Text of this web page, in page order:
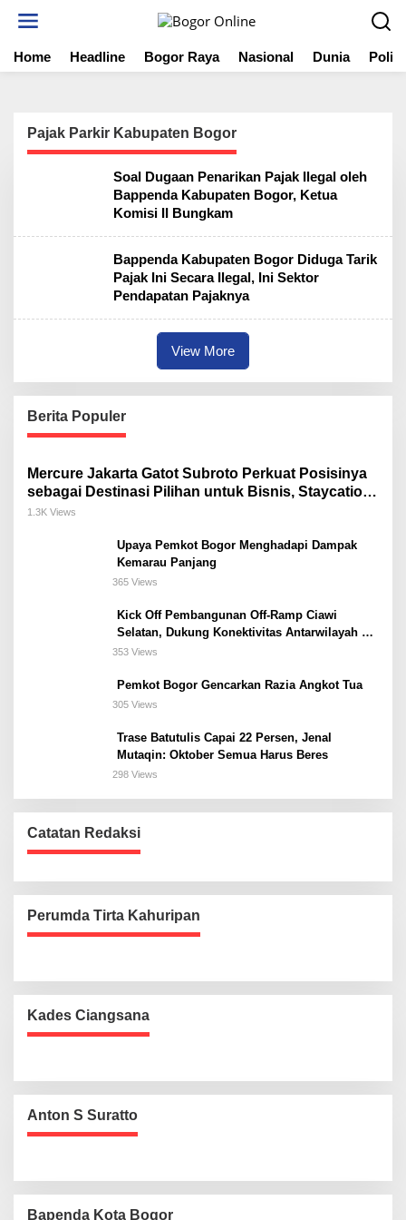
t
Home Headline Bogor Raya Nasional Dunia
Pajak Parkir Kabupaten Bogor
Soal Dugaan Penarikan Pajak Ilegal oleh
Bappenda Kabupaten Bogor, Ketua
Komisi II Bungkam
Bappenda Kabupaten Bogor Diduga Tarik
Pajak Ini Secara Ilegal, Ini Sektor
Pendapatan Pajaknya
View More
Berita Populer
Mercure Jakarta Gatot Subroto Perkuat Posisinya
sebagai Destinasi Pilihan untuk Bisnis, Staycation,
Meeting, dan Kuliner di Jakarta Selatan
1.3K Views
Upaya Pemkot Bogor Menghadapi Dampak
Kemarau Panjang
365 Views
Kick Off Pembangunan Off-Ramp Ciawi
Selatan, Dukung Konektivitas Antarwilayah di
Bogor Selatan
353 Views
Pemkot Bogor Gencarkan Razia Angkot Tua
305 Views
Trase Batutulis Capai 22 Persen, Jenal
Mutaqin: Oktober Semua Harus Beres
298 Views
Catatan Redaksi
Perumda Tirta Kahuripan
Kades Ciangsana
Anton S Suratto
Bapenda Kota Bogor